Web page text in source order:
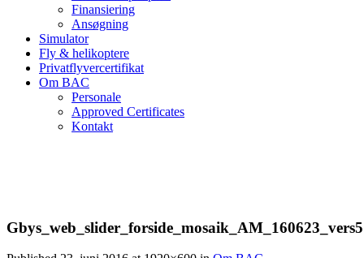
Finansiering
Ansøgning
Simulator
Fly & helikoptere
Privatflyvercertifikat
Om BAC
Personale
Approved Certificates
Kontakt
Gbys_web_slider_forside_mosaik_AM_160623_vers5